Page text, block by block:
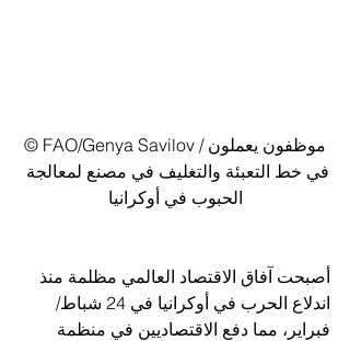
© FAO/Genya Savilov /موظفون يعملون
في خط التعبئة والتغليف في مصنع لمعالجة
الحبوب في أوكرانيا
أصبحت آفاق الاقتصاد العالمي مظلمة منذ
اندلاع الحرب في أوكرانيا في 24 شباط/
فبراير، مما دفع الاقتصاديين في منظمة